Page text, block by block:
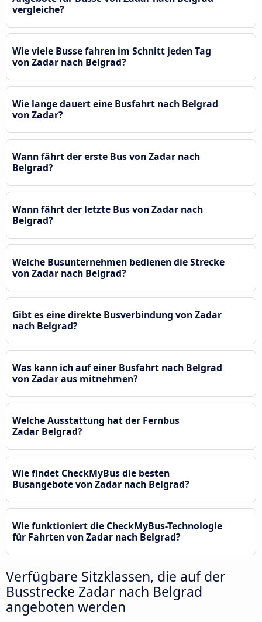
vergleiche?
Wie viele Busse fahren im Schnitt jeden Tag
von Zadar nach Belgrad?
Wie lange dauert eine Busfahrt nach Belgrad
von Zadar?
Wann fährt der erste Bus von Zadar nach
Belgrad?
Wann fährt der letzte Bus von Zadar nach
Belgrad?
Welche Busunternehmen bedienen die Strecke
von Zadar nach Belgrad?
Gibt es eine direkte Busverbindung von Zadar
nach Belgrad?
Was kann ich auf einer Busfahrt nach Belgrad
von Zadar aus mitnehmen?
Welche Ausstattung hat der Fernbus
Zadar Belgrad?
Wie findet CheckMyBus die besten
Busangebote von Zadar nach Belgrad?
Wie funktioniert die CheckMyBus-Technologie
für Fahrten von Zadar nach Belgrad?
Verfügbare Sitzklassen, die auf der
Busstrecke Zadar nach Belgrad
angeboten werden